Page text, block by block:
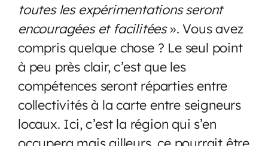
toutes les expérimentations seront
encouragées et facilitées». Vous avez
compris quelque chose ? Le seul point
à peu près clair, c’est que les
compétences seront réparties entre
collectivités à la carte entre seigneurs
locaux. Ici, c’est la région qui s’en
occupera mais ailleurs, ce pourrait être